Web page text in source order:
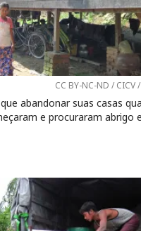
CC BY-NC-ND /
abandonar suas casas
e procuraram abrigo